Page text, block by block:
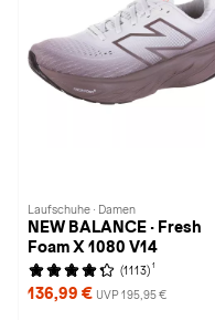
Laufschuhe · Damen
NEW BALANCE · Fresh
Foam X 1080 V14
(1113) 1
136,99 € UVP 195,95 €